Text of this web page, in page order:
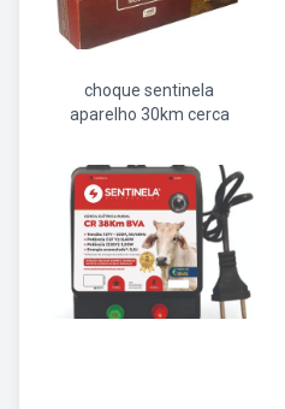
choque sentinela
aparelho 30km cerca